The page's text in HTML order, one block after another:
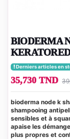
BIODERMA
Derniers articles en
35,730 TND
bioderma node k
shampooing
sensibles et à
apaise les
plus propres et